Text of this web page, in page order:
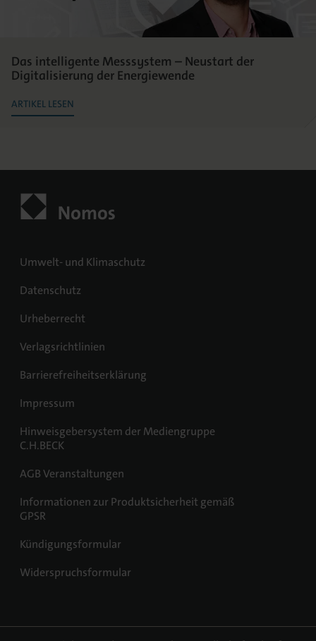
Das intelligente Messsystem – Neustart der
Digitalisierung der Energiewende
ARTIKEL LESEN
Umwelt- und Klimaschutz
Datenschutz
Urheberrecht
Verlagsrichtlinien
Barrierefreiheitserklärung
Impressum
Hinweisgebersystem der Mediengruppe
C.H.BECK
AGB Veranstaltungen
Informationen zur Produktsicherheit gemäß
GPSR
Kündigungsformular
Widerspruchsformular